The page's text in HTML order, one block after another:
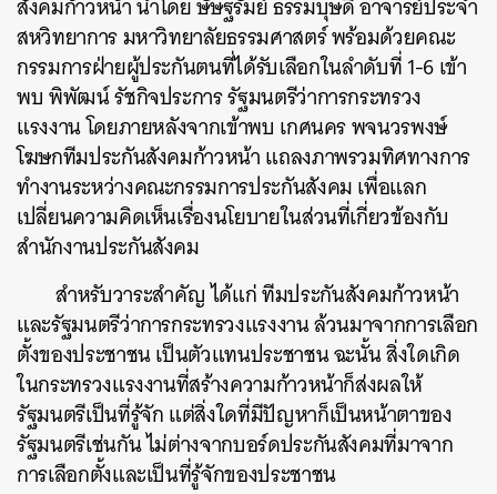
สหวิทยาการ มหาวิทยาลัยธรรมศาสตร์ พร้อมด้วยคณะ
กรรมการฝ่ายผู้ประกันตนที่ได้รับเลือกในลำดับที่ 1-6 เข้า
พบ พิพัฒน์ รัชกิจประการ รัฐมนตรีว่าการกระทรวง
แรงงาน โดยภายหลังจากเข้าพบ เกศนคร พจนวรพงษ์
โฆษกทีมประกันสังคมก้าวหน้า แถลงภาพรวมทิศทางการ
ทำงานระหว่างคณะกรรมการประกันสังคม เพื่อแลก
เปลี่ยนความคิดเห็นเรื่องนโยบายในส่วนที่เกี่ยวข้องกับ
สำนักงานประกันสังคม
สำหรับวาระสำคัญ ได้แก่ ทีมประกันสังคมก้าวหน้า
และรัฐมนตรีว่าการกระทรวงแรงงาน ล้วนมาจากการเลือก
ตั้งของประชาชน เป็นตัวแทนประชาชน ฉะนั้น สิ่งใดเกิด
ในกระทรวงแรงงานที่สร้างความก้าวหน้าก็ส่งผลให้
รัฐมนตรีเป็นที่รู้จัก แต่สิ่งใดที่มีปัญหาก็เป็นหน้าตาของ
รัฐมนตรีเช่นกัน ไม่ต่างจากบอร์ดประกันสังคมที่มาจาก
การเลือกตั้งและเป็นที่รู้จักของประชาชน